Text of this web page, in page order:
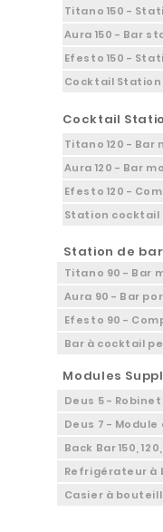
Titano 150 -
Aura 150 - Bar
Efesto 150 -
Cocktail Station
Cocktail
Titano 120 - Bar
Aura 120 - Bar
Efesto 120 -
Station cocktail
Station de
Titano 90 - Bar
Aura 90 - Bar
Efesto 90 -
Bar à cocktail
Modules
Deus 5 -
Deus 7 -
Back Bar 150,
Refrigérateur à
Casier à